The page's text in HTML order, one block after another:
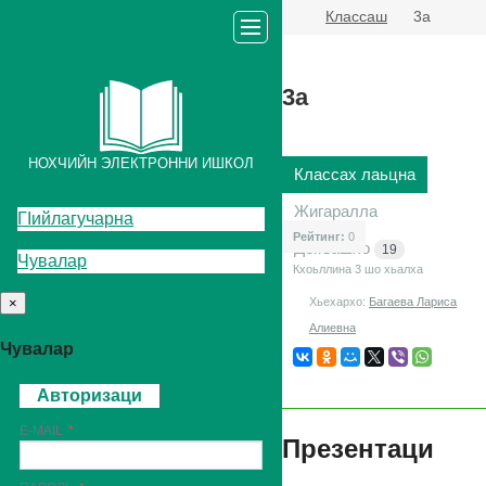
Классаш 3а
НОХЧИЙН ЭЛЕКТРОННИ ИШКОЛ
ГIийлагучарна
Чувалар
×
Чувалар
Авторизаци
E-MAIL
3а
Классах лаьцна
Жигаралла
Декъашхо
19
Рейтинг: 0
Кхоьллина 3 шо хьалха
Хьехархо: Багаева Лариса
Алиевна
Презентаци